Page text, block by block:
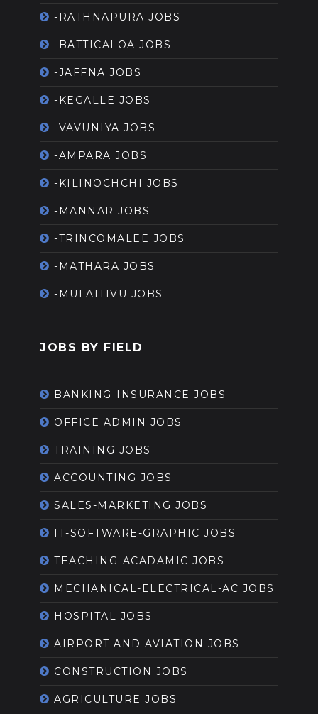
-RATHNAPURA JOBS
-BATTICALOA JOBS
-JAFFNA JOBS
-KEGALLE JOBS
-VAVUNIYA JOBS
-AMPARA JOBS
-KILINOCHCHI JOBS
-MANNAR JOBS
-TRINCOMALEE JOBS
-MATHARA JOBS
-MULAITIVU JOBS
JOBS BY FIELD
BANKING-INSURANCE JOBS
OFFICE ADMIN JOBS
TRAINING JOBS
ACCOUNTING JOBS
SALES-MARKETING JOBS
IT-SOFTWARE-GRAPHIC JOBS
TEACHING-ACADAMIC JOBS
MECHANICAL-ELECTRICAL-AC JOBS
HOSPITAL JOBS
AIRPORT AND AVIATION JOBS
CONSTRUCTION JOBS
AGRICULTURE JOBS